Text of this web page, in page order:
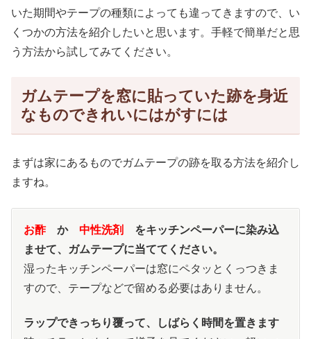
いた期間やテープの種類によっても違ってきますので、い
くつかの方法を紹介したいと思います。手軽で簡単だと思
う方法から試してみてください。
ガムテープを窓に貼っていた跡を身近
なものできれいにはがすには
まずは家にあるものでガムテープの跡を取る方法を紹介し
ますね。
お酢か 中性洗剤
をキッチンペーパーに染み込
ませて、ガムテープに当ててください。
湿ったキッチンペーパーは窓にペタッとくっつきま
すので、テープなどで留める必要はありません。
ラップできっちり覆って、しばらく時間を置きます